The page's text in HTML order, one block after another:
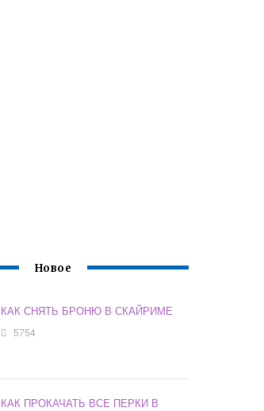
Новое
КАК СНЯТЬ БРОНЮ В СКАЙРИМЕ
5754
КАК ПРОКАЧАТЬ ВСЕ ПЕРКИ В